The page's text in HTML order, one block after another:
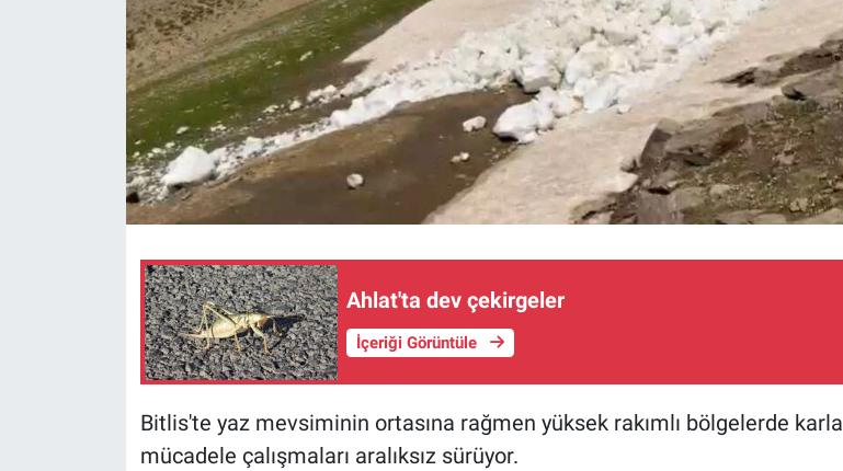
Ahlat'ta dev çekirgeler
İçeriği Görüntüle
Bitlis'te yaz mevsiminin ortasına rağmen yüksek rakımlı bölgelerde karla
mücadele çalışmaları aralıksız sürüyor.